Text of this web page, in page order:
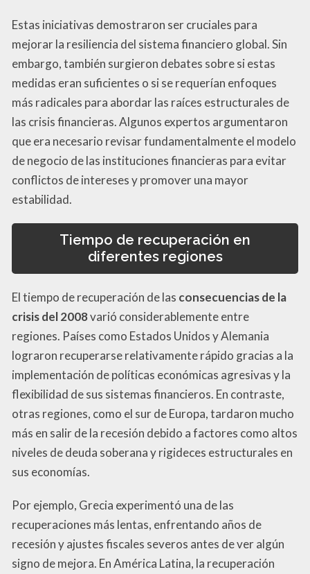
Estas iniciativas demostraron ser cruciales para
mejorar la resiliencia del sistema financiero global. Sin
embargo, también surgieron debates sobre si estas
medidas eran suficientes o si se requerían enfoques
más radicales para abordar las raíces estructurales de
las crisis financieras. Algunos expertos argumentaron
que era necesario revisar fundamentalmente el modelo
de negocio de las instituciones financieras para evitar
conflictos de intereses y promover una mayor
estabilidad.
Tiempo de recuperación en
diferentes regiones
El tiempo de recuperación de las consecuencias de la
crisis del 2008varió considerablemente entre
regiones. Países como Estados Unidos y Alemania
lograron recuperarse relativamente rápido gracias a la
implementación de políticas económicas agresivas y la
flexibilidad de sus sistemas financieros. En contraste,
otras regiones, como el sur de Europa, tardaron mucho
más en salir de la recesión debido a factores como altos
niveles de deuda soberana y rigideces estructurales en
sus economías.
Por ejemplo, Grecia experimentó una de las
recuperaciones más lentas, enfrentando años de
recesión y ajustes fiscales severos antes de ver algún
signo de mejora. En América Latina, la recuperación